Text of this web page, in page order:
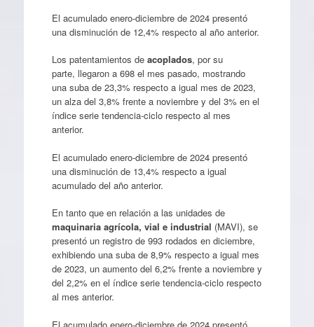
El acumulado enero-diciembre de 2024 presentó
una disminución de 12,4% respecto al año anterior.
Los patentamientos de acoplados, por su
parte, llegaron a 698 el mes pasado, mostrando
una suba de 23,3% respecto a igual mes de 2023,
un alza del 3,8% frente a noviembre y del 3% en el
índice serie tendencia-ciclo respecto al mes
anterior.
El acumulado enero-diciembre de 2024 presentó
una disminución de 13,4% respecto a igual
acumulado del año anterior.
En tanto que en relación a las unidades de
maquinaria agrícola, vial e industrial (MAVI), se
presentó un registro de 993 rodados en diciembre,
exhibiendo una suba de 8,9% respecto a igual mes
de 2023, un aumento del 6,2% frente a noviembre y
del 2,2% en el índice serie tendencia-ciclo respecto
al mes anterior.
El acumulado enero-diciembre de 2024 presentó